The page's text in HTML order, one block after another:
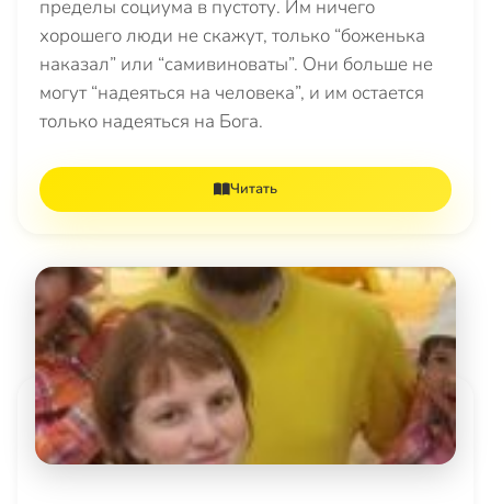
пределы социума в пустоту. Им ничего
хорошего люди не скажут, только “боженька
наказал” или “самивиноваты”. Они больше не
могут “надеяться на человека”, и им остается
только надеяться на Бога.
Читать